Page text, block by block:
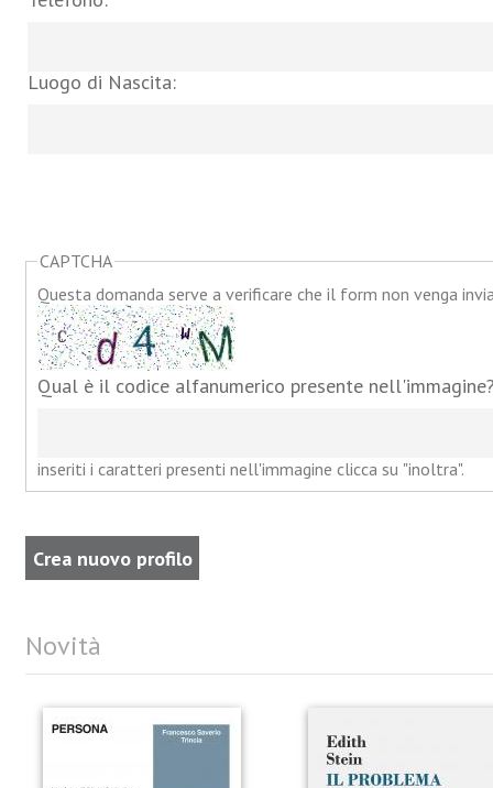
Luogo di Nascita:
CAPTCHA
Questa domanda serve a verificare che il form non venga
Qual è il codice alfanumerico presente
inseriti i caratteri presenti nell'immagine clicca su "inoltra".
Novità